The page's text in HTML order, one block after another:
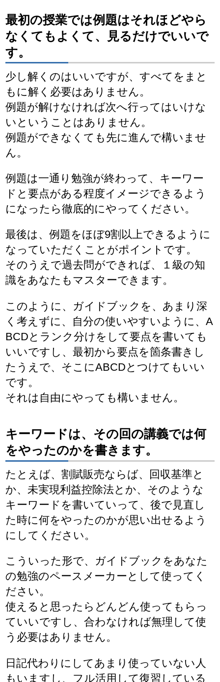
最初の授業では例題はそれほどやら
なくてもよくて、見るだけでいいで
す。
少し解くのはいいですが、すべてをまと
もに解く必要はありません。
例題が解けなければ次へ行ってはいけな
いということはありません。
例題ができなくても先に進んで構いませ
ん。
例題は一通り勉強が終わって、キーワー
ドと要点がある程度イメージできるよう
になったら徹底的にやってください。
最後は、例題をほぼ9割以上できるように
なっていただくことがポイントです。
そのうえで過去問ができれば、１級の知
識をあなたもマスターできます。
このように、ガイドブックを、あまり深
く考えずに、自分の使いやすいように、A
BCDとランク分けをして要点を書いても
いいですし、最初から要点を箇条書きし
たうえで、そこにABCDとつけてもいい
です。
それは自由にやっても構いません。
キーワードは、その回の講義では何
をやったのかを書きます。
たとえば、割賦販売ならば、回収基準と
か、未実現利益控除法とか、そのような
キーワードを書いていって、後で見直し
た時に何をやったのかが思い出せるよう
にしてください。
こういった形で、ガイドブックをあなた
の勉強のペースメーカーとして使ってく
ださい。
使えると思ったらどんどん使ってもらっ
ていいですし、合わなければ無理して使
う必要はありません。
日記代わりにしてあまり使っていない人
もいますし、フル活用して復習している